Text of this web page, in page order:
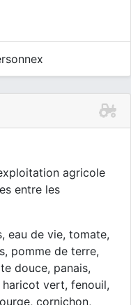
agricole
entre les
eau de vie, tomate,
pomme de terre,
douce, panais,
haricot vert, fenouil,
cornichon,